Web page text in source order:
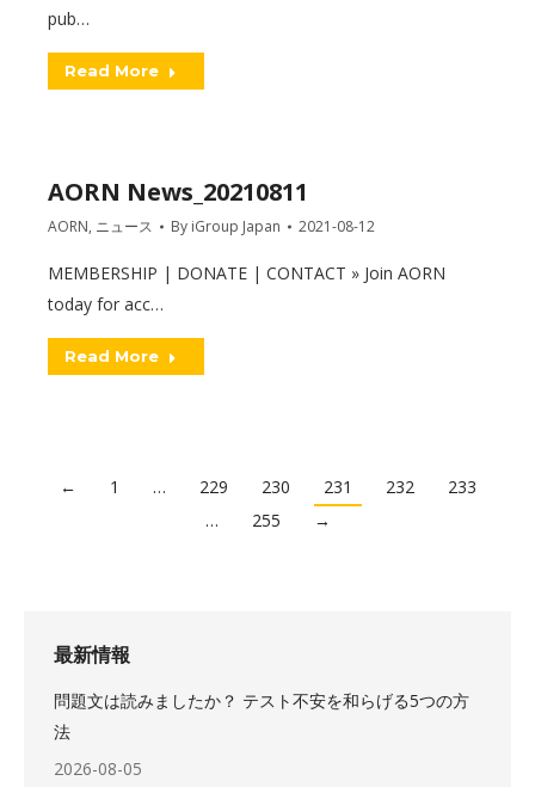
pub…
Read More
AORN News_20210811
AORN, ニュース By iGroup Japan 2021-08-12
MEMBERSHIP | DONATE | CONTACT » Join AORN
today for acc…
Read More
← 1 … 229 230 231 232
233
…
255 →
最新情報
問題文は読みましたか？ テスト不安を和らげる5つの方
法
2026-08-05